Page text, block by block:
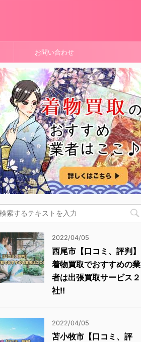
お問い合わせ
2022/04/05
西尾市【口コミ、評判】
着物買取でおすすめの業
者は出張買取サービス２
社!!
2022/04/05
苫小牧市【口コミ、評